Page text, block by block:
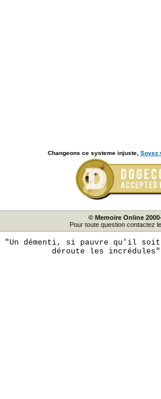
Changeons ce systeme injuste, Soyez
© Memoire Online
Pour toute question contactez le
"Un démenti, si pauvre qu'il
déroute les incrédules"